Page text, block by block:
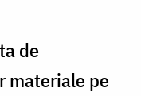
de
materiale pe